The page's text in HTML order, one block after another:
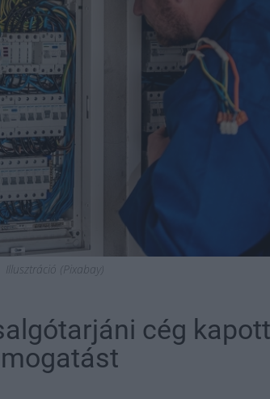
Illusztráció (Pixabay)
cég kapott